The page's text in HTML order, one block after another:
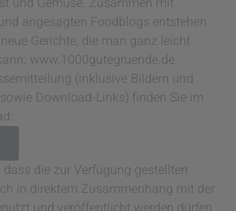
angesagten Foodblogs entstehen
Gerichte, die man ganz leicht
www.1000gutegruende.de.
(inklusive Bildern und
Download-Links) finden Sie im
dass die zur Verfügung gestellten
in direktem Zusammenhang mit der